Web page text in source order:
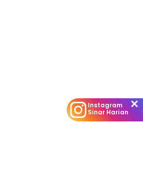
Instagram
Sinar Harian